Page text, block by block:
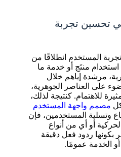
تحسين تجربة
المستخدم انطلاقًا من
استخدام منتَج أو خدمة ما
مرشدة إياهم خلال
على العناصر الجوهرية،
للاهتمام. كنتيجة لذلك،
مصمم واجهة المستخدم
وتسلية المستخدمين، فإن
أو أي من أنواع
بكونها ردود فعل دقيقة
الخدمة عمومًا.